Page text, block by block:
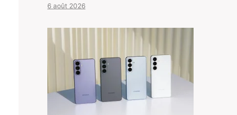
6 août 2026